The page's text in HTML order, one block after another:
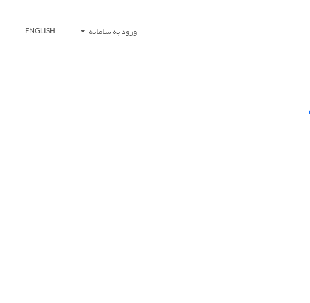
ورود به سامانه ENGLISH